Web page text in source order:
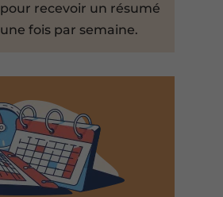
pour recevoir un résumé
une fois par semaine.